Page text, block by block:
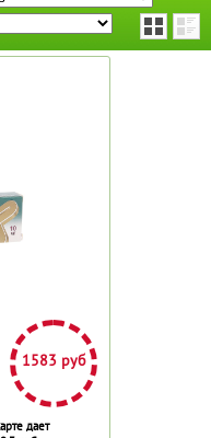
1583 руб
дает